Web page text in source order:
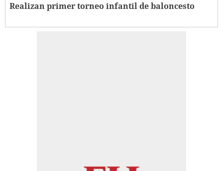
Realizan primer torneo infantil de baloncesto